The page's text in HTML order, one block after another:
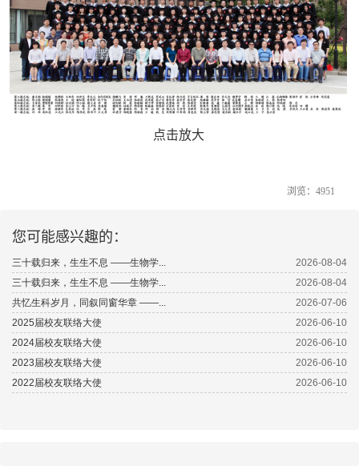
点击放大
浏览： 4951
您可能感兴趣的：